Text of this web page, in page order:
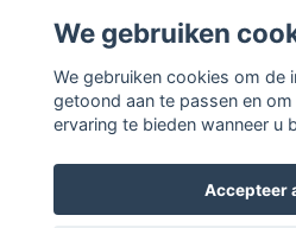
E-mail
Ja
We gebruiken
We gebruiken cookies om de
getoond aan te passen en
ervaring te bieden wanneer u
Accepteer